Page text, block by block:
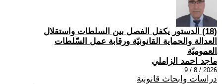
(18) الدستور يكفل الفصل بين السلطات واستقلال
العدالة والحماية القانونيّة ورقابة عمل السّلطات
العموميّة
ماجد احمد الزاملي
2026 / 8 / 9
دراسات وابحاث قانونية